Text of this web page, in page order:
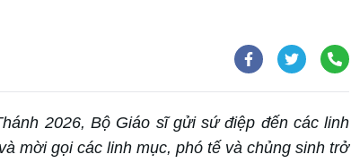
2026, Bộ Giáo sĩ gửi sứ điệp đến các linh
mời gọi các linh mục, phó tế và chủng sinh trở